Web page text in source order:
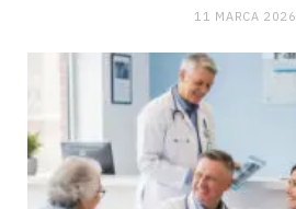
11 MARCA 2026